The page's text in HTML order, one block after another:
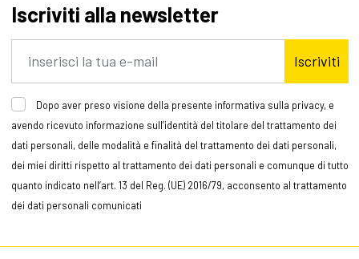
Iscriviti alla newsletter
Iscriviti
Dopo aver preso visione della presente informativa sulla privacy, e
avendo ricevuto informazione sull’identità del titolare del trattamento dei
dati personali, delle modalità e finalità del trattamento dei dati personali,
dei miei diritti rispetto al trattamento dei dati personali e comunque di tutto
quanto indicato nell’art. 13 del Reg. (UE) 2016/79, acconsento al trattamento
dei dati personali comunicati